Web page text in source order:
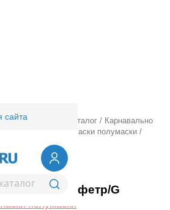
сайта/ Оптовый каталог / Карнавально
Маски полумаски /
Заяц серый фетр/G
полумаски